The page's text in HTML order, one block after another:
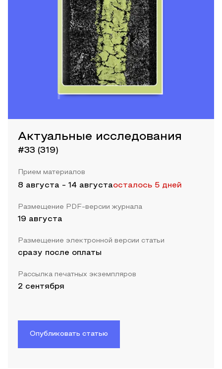
Актуальные исследования
#33 (319)
Прием материалов
8 августа - 14 августаосталось 5 дней
Размещение PDF-версии журнала
19 августа
Размещение электронной версии статьи
сразу после оплаты
Рассылка печатных экземпляров
2 сентября
Опубликовать статью